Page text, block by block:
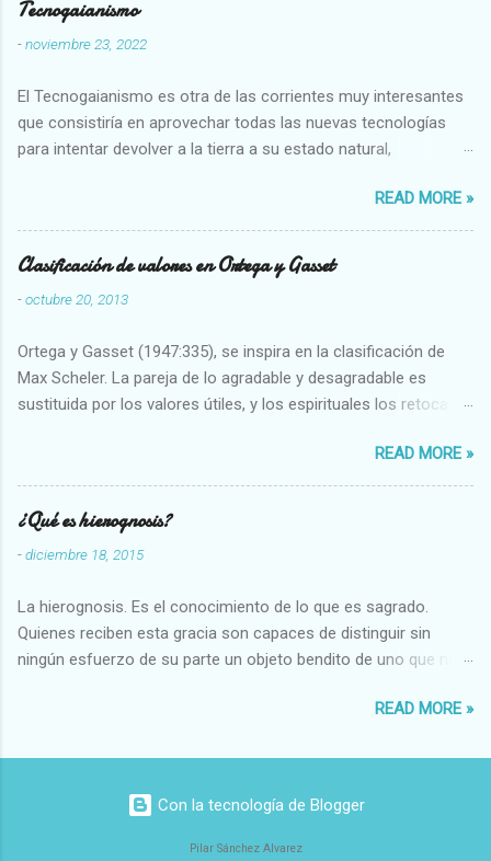
Tecnogaianismo
-noviembre 23, 2022
El Tecnogaianismo es otra de las corrientes muy interesantes
que consistiría en aprovechar todas las nuevas tecnologías
para intentar devolver a la tierra a su estado natural,
READ MORE »
Clasificación de valores en Ortega y Gasset
-octubre 20, 2013
Ortega y Gasset (1947:335), se inspira en la clasificación de
Max Scheler. La pareja de lo agradable y desagradable es
sustituida por los valores útiles, y los espirituales los retoca.
Abundante-Escaso,etc 2 VITALES Sano-Enfermo Selecto-
Vulgar Enérgico-Inerte Fuerte-Débil,etc. 3 ESPIRITUALES a)
Intelectuales Conocimiento-Error Exacto-Aproximado
Evidente-Probable,etc b) Morales Bueno-malo Bondadoso-
malvado Justo-Injusto Escrupuloso-Relajado Leal-Desleal,etc.
Armonioso-Inarmonioso 4 RELIGIOSOS Santo-Pr...
READ MORE »
¿Qué es hierognosis?
-diciembre 18, 2015
La hierognosis. Es el conocimiento de lo que es sagrado.
Quienes reciben esta gracia son capaces de distinguir sin
ningún esfuerzo de su parte un objeto bendito de uno que no
READ MORE »
Con la tecnología de Blogger
Pilar Sánchez Alvarez